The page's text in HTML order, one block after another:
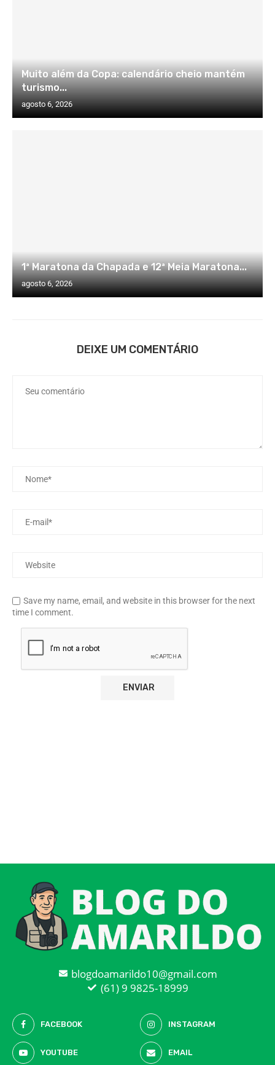
Muito além da Copa: calendário cheio mantém
turismo...
agosto 6, 2026
1ª Maratona da Chapada e 12ª Meia Maratona...
agosto 6, 2026
DEIXE UM COMENTÁRIO
Save my name, email, and website in this browser for the next
time I comment.
blogdoamarildo10@gmail.com
(61) 9 9825-18999
FACEBOOK INSTAGRAM
YOUTUBE EMAIL